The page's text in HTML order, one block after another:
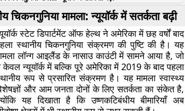
चिकनगुनिया मामला: न्यूयॉर्क में सतर्कता बढ़ी
स्टेट डिपार्टमेंट ऑफ हेल्थ ने अमेरिका में छह वर्षों बाद
स्थानीय चिकनगुनिया संक्रमण की पुष्टि की है। यह
लॉन्ग आइलैंड के नासाउ काउंटी में सामने आया है, जो
केवल न्यूयॉर्क में बल्कि पूरे अमेरिका में 2019 के बाद पहला
रूप से प्रसारित संक्रमण है। यह मामला स्वास्थ्य
और आम जनता दोनों के लिए सतर्कता का संकेत है,
यह दिखाता है कि उष्णकटिबंधीय बीमारियाँ अब